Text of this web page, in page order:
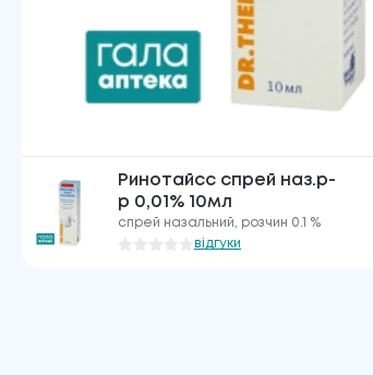
Ринотайсс спрей наз.р-
р 0,01% 10мл
спрей назальний, розчин 0.1 %
відгуки